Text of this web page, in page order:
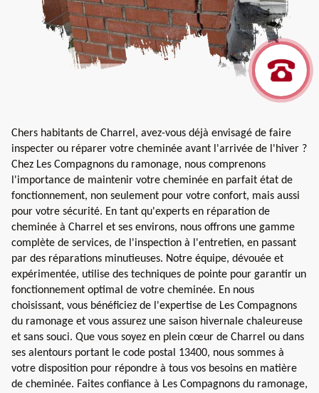
Chers habitants de Charrel, avez-vous déjà envisagé de faire
inspecter ou réparer votre cheminée avant l'arrivée de l'hiver ?
Chez Les Compagnons du ramonage, nous comprenons
l'importance de maintenir votre cheminée en parfait état de
fonctionnement, non seulement pour votre confort, mais aussi
pour votre sécurité. En tant qu'experts en réparation de
cheminée à Charrel et ses environs, nous offrons une gamme
complète de services, de l'inspection à l'entretien, en passant
par des réparations minutieuses. Notre équipe, dévouée et
expérimentée, utilise des techniques de pointe pour garantir un
fonctionnement optimal de votre cheminée. En nous
choisissant, vous bénéficiez de l'expertise de Les Compagnons
du ramonage et vous assurez une saison hivernale chaleureuse
et sans souci. Que vous soyez en plein cœur de Charrel ou dans
ses alentours portant le code postal 13400, nous sommes à
votre disposition pour répondre à tous vos besoins en matière
de cheminée. Faites confiance à Les Compagnons du ramonage,